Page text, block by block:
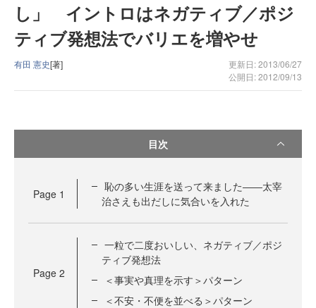
し」 イントロはネガティブ／ポジ
ティブ発想法でバリエを増やせ
有田 憲史[著]
更新日: 2013/06/27
公開日: 2012/09/13
目次
Page 1
恥の多い生涯を送って来ました――太宰
治さえも出だしに気合いを入れた
Page 2
一粒で二度おいしい、ネガティブ／ポジ
ティブ発想法
＜事実や真理を示す＞パターン
＜不安・不便を並べる＞パターン